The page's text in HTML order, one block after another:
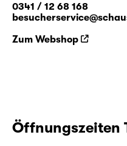
0341 / 12 68 168
Zum Webshop
Öffnungszeiten